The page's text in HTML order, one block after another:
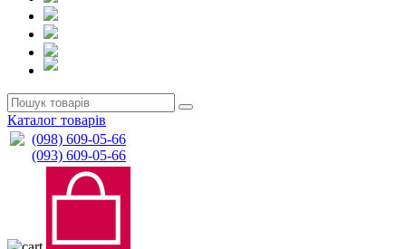
Каталог товарів
(098) 609-05-66
(093) 609-05-66